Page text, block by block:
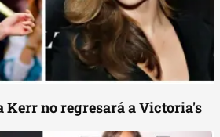
Kerr no regresará a Victoria's